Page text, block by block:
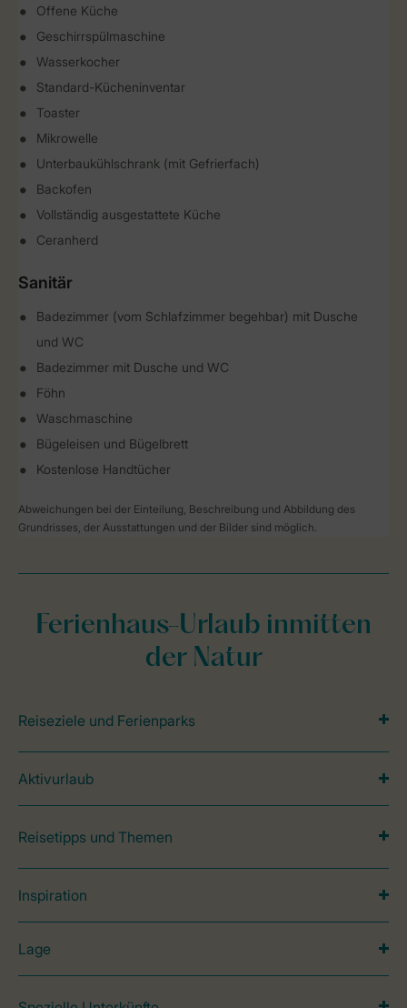
Offene Küche
Geschirrspülmaschine
Wasserkocher
Standard-Kücheninventar
Toaster
Mikrowelle
Unterbaukühlschrank (mit Gefrierfach)
Backofen
Vollständig ausgestattete Küche
Ceranherd
Sanitär
Badezimmer (vom Schlafzimmer begehbar) mit Dusche
und WC
Badezimmer mit Dusche und WC
Föhn
Waschmaschine
Bügeleisen und Bügelbrett
Kostenlose Handtücher
Abweichungen bei der Einteilung, Beschreibung und Abbildung des
Grundrisses, der Ausstattungen und der Bilder sind möglich.
Ferienhaus-Urlaub inmitten
der Natur
Reiseziele und Ferienparks
Aktivurlaub
Reisetipps und Themen
Inspiration
Lage